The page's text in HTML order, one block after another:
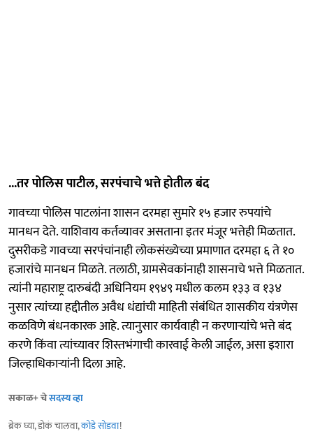
...तर पोलिस पाटील, सरपंचाचे भत्ते होतील बंद
गावच्या पोलिस पाटलांना शासन दरमहा सुमारे १५ हजार रुपयांचे
मानधन देते. याशिवाय कर्तव्यावर असताना इतर मंजूर भत्तेही मिळतात.
दुसरीकडे गावच्या सरपंचांनाही लोकसंख्येच्या प्रमाणात दरमहा ६ ते १०
हजारांचे मानधन मिळते. तलाठी, ग्रामसेवकांनाही शासनाचे भत्ते मिळतात.
त्यांनी महाराष्ट्र दारुबंदी अधिनियम १९४९ मधील कलम १३३ व १३४
नुसार त्यांच्या हद्दीतील अवैध धंद्यांची माहिती संबंधित शासकीय यंत्रणेस
कळविणे बंधनकारक आहे. त्यानुसार कार्यवाही न करणाऱ्यांचे भत्ते बंद
करणे किंवा त्यांच्यावर शिस्तभंगाची कारवाई केली जाईल, असा इशारा
जिल्हाधिकाऱ्यांनी दिला आहे.
सकाळ+ चेसदस्य व्हा
ब्रेक घ्या, डोकं चालवा,कोडे सोडवा!